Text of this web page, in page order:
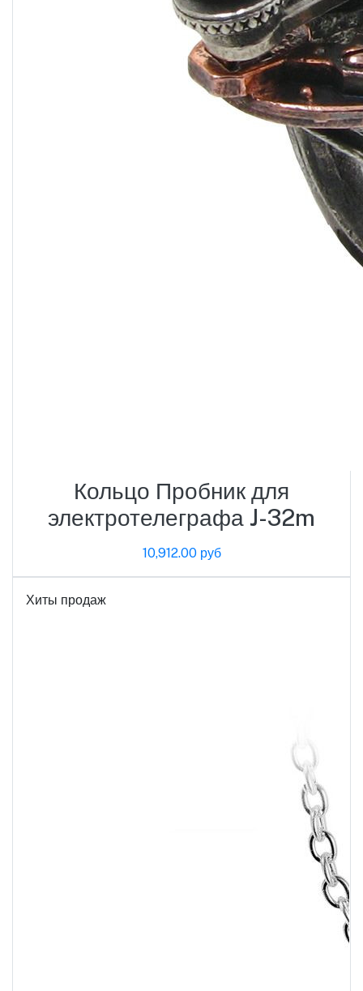
Кольцо Пробник для
электротелеграфа J-32m
10,912.00 руб
Хиты продаж